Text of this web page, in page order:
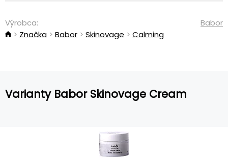
Výrobca:
Babor
Značka
Babor Skinovage Calming
Varianty Babor Skinovage Cream